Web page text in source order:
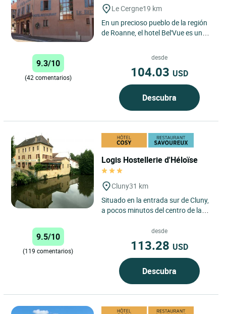
Le Cergne19 km
En un precioso pueblo de la región
de Roanne, el hotel Bel'Vue es una
vista panorámica del...
9.3/10
(42 comentarios)
desde
104.03 USD
Descubra
Logis Hostellerie d'Héloïse
Cluny31 km
Situado en la entrada sur de Cluny,
a pocos minutos del centro de la
de salida de la...
9.5/10
(119 comentarios)
desde
113.28 USD
Descubra